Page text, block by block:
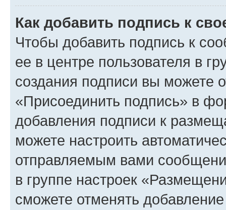
Как добавить подпись к
Чтобы добавить подпись к
ее в центре пользователя в
создания подписи вы можете
«Присоединить подпись» в
добавления подписи к
можете настроить
отправляемым вами
в группе настроек
сможете отменять